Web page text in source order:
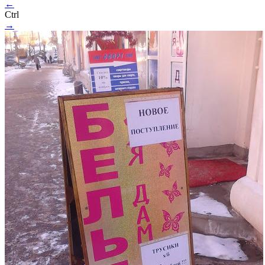
←
Ctrl
→